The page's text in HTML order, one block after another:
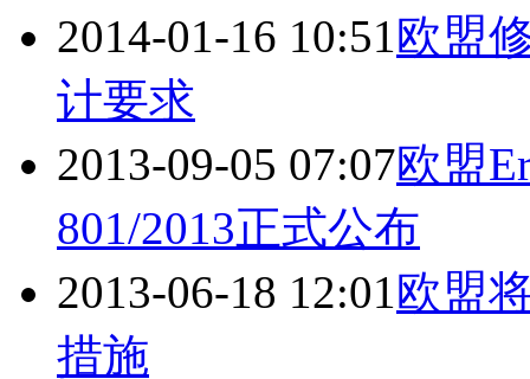
2014-01-16 10:51欧盟
计要求
2013-09-05 07:07欧盟
801/2013正式公布
2013-06-18 12:01欧盟
措施